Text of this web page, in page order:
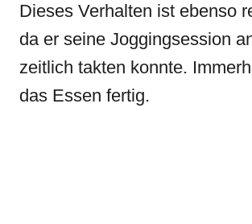
Dieses Verhalten ist ebenso
da er seine Joggingsession
zeitlich takten konnte.
das Essen fertig.